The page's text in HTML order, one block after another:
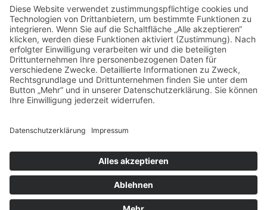
Home
Kontakt
AGB
Datenschutzerklärung
Impressum
Anschrift
BSI Vertriebs GmbH
Telefax: 004961521873727
E-Mail: info@bsivertrieb.de